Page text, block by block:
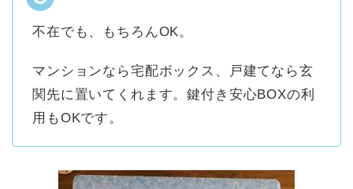
不在でも、もちろんOK。
マンションなら宅配ボックス、戸建てなら玄
関先に置いてくれます。鍵付き安心BOXの利
用もOKです。